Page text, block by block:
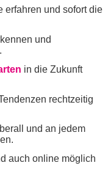
erfahren und sofort die
und
in die Zukunft
rechtzeitig
und an jedem
auch online möglich